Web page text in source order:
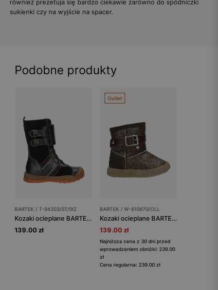
również prezetuja się bardzo ciekawie zarówno do spódniczki
sukienki czy na wyjście na spacer.
Podobne produkty
BARTEK / T-94203/ST/0IZ
Kozaki ocieplane BARTEK T-94203/ST/0IZ, dla dziewcząt, czarno-pomarańczowy
139.00 zł
Outlet
BARTEK / W-610670/OLL
Kozaki ocieplane BARTEK W-610670/OLL, dla dziewcząt, brązowy
139.00 zł
Najniższa cena z 30 dni przed
wprowadzeniem obniżki: 239.00
zł
Cena regularna: 239.00 zł